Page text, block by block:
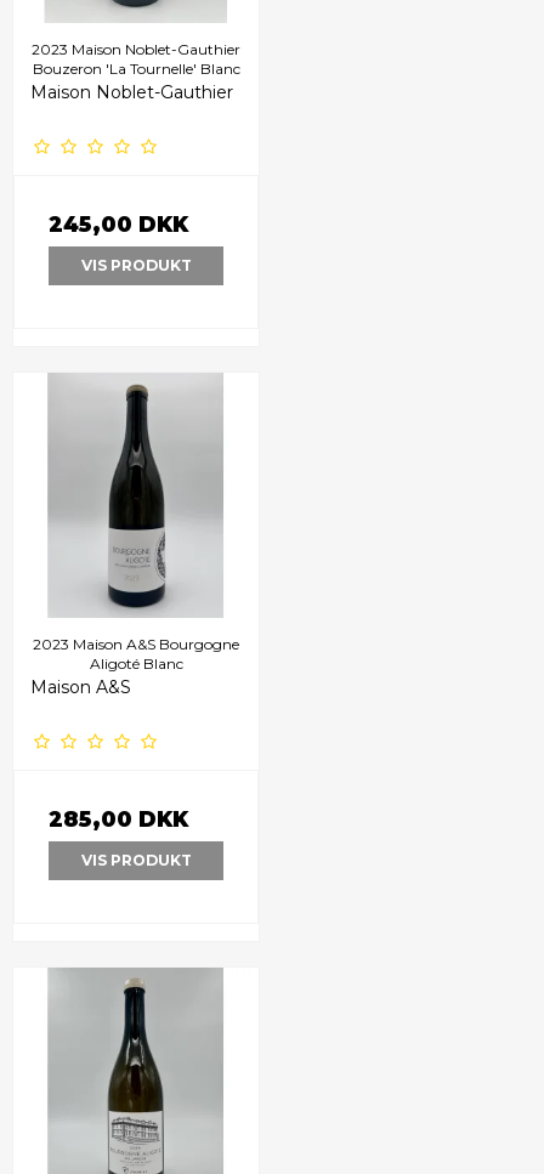
2023 Maison Noblet-Gauthier
Bouzeron 'La Tournelle' Blanc
Maison Noblet-Gauthier
245,00 DKK
VIS PRODUKT
2023 Maison A&S Bourgogne
Aligoté Blanc
Maison A&S
285,00 DKK
VIS PRODUKT